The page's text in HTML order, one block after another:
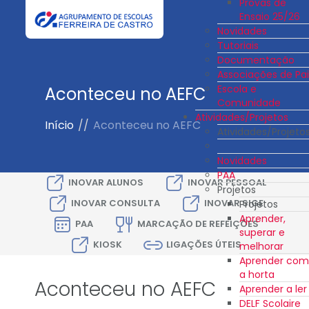
Ensaio 25/26
Novidades
Tutoriais
Documentação
Associações de
Escola e
Comunidade
Atividades/Projetos
Atividades/
Novidades
PAA
Projetos
Projetos
Aprender,
superar e
melhorar
Aprender com
a horta
Aprender a ler
DELF Scolaire
Aconteceu no AEFC
Início // Aconteceu no AEFC
INOVAR ALUNOS
INOVAR PESSOAL
INOVAR CONSULTA
INOVAR SIGE
PAA
MARCAÇÃO DE REFEIÇÕES
KIOSK
LIGAÇÕES ÚTEIS
Aconteceu no AEFC